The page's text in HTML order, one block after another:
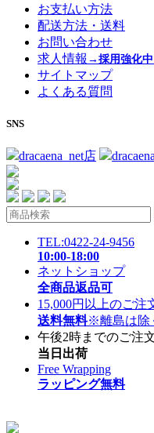
お支払い方法
配送方法・送料
お問い合わせ
求人情報 →採用強化中
サイトマップ
よくある質問
SNS
dracaena_net店
TEL:0422-24-9456
10:00-18:00
ネットショップ
全商品返品可
15,000円以上のご注
送料無料※離島は除
午後2時までのご注
当日出荷
Free Wrapping
ラッピング無料